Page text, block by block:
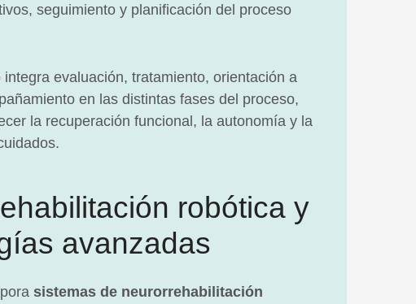
seguimiento y planificación del proceso
integra evaluación, tratamiento, orientación a
en las distintas fases del proceso,
la recuperación funcional, la autonomía y la
robótica y
avanzadas
sistemas de neurorrehabilitación